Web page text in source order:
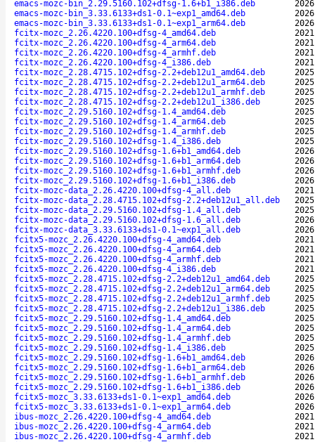
emacs-mozc-bin_2.29.5160.102+dfsg-1.6+b1_i386.deb
emacs-mozc-bin_3.33.6133+ds1-0.1~exp1_amd64.deb
emacs-mozc-bin_3.33.6133+ds1-0.1~exp1_arm64.deb
fcitx-mozc_2.26.4220.100+dfsg-4_amd64.deb
fcitx-mozc_2.26.4220.100+dfsg-4_arm64.deb
fcitx-mozc_2.26.4220.100+dfsg-4_armhf.deb
fcitx-mozc_2.26.4220.100+dfsg-4_i386.deb
fcitx-mozc_2.28.4715.102+dfsg-2.2+deb12u1_amd64.deb
fcitx-mozc_2.28.4715.102+dfsg-2.2+deb12u1_arm64.deb
fcitx-mozc_2.28.4715.102+dfsg-2.2+deb12u1_armhf.deb
fcitx-mozc_2.28.4715.102+dfsg-2.2+deb12u1_i386.deb
fcitx-mozc_2.29.5160.102+dfsg-1.4_amd64.deb
fcitx-mozc_2.29.5160.102+dfsg-1.4_arm64.deb
fcitx-mozc_2.29.5160.102+dfsg-1.4_armhf.deb
fcitx-mozc_2.29.5160.102+dfsg-1.4_i386.deb
fcitx-mozc_2.29.5160.102+dfsg-1.6+b1_amd64.deb
fcitx-mozc_2.29.5160.102+dfsg-1.6+b1_arm64.deb
fcitx-mozc_2.29.5160.102+dfsg-1.6+b1_armhf.deb
fcitx-mozc_2.29.5160.102+dfsg-1.6+b1_i386.deb
fcitx-mozc-data_2.26.4220.100+dfsg-4_all.deb
fcitx-mozc-data_2.28.4715.102+dfsg-2.2+deb12u1_all.deb
fcitx-mozc-data_2.29.5160.102+dfsg-1.4_all.deb
fcitx-mozc-data_2.29.5160.102+dfsg-1.6_all.deb
fcitx-mozc-data_3.33.6133+ds1-0.1~exp1_all.deb
fcitx5-mozc_2.26.4220.100+dfsg-4_amd64.deb
fcitx5-mozc_2.26.4220.100+dfsg-4_arm64.deb
fcitx5-mozc_2.26.4220.100+dfsg-4_armhf.deb
fcitx5-mozc_2.26.4220.100+dfsg-4_i386.deb
fcitx5-mozc_2.28.4715.102+dfsg-2.2+deb12u1_amd64.deb
fcitx5-mozc_2.28.4715.102+dfsg-2.2+deb12u1_arm64.deb
fcitx5-mozc_2.28.4715.102+dfsg-2.2+deb12u1_armhf.deb
fcitx5-mozc_2.28.4715.102+dfsg-2.2+deb12u1_i386.deb
fcitx5-mozc_2.29.5160.102+dfsg-1.4_amd64.deb
fcitx5-mozc_2.29.5160.102+dfsg-1.4_arm64.deb
fcitx5-mozc_2.29.5160.102+dfsg-1.4_armhf.deb
fcitx5-mozc_2.29.5160.102+dfsg-1.4_i386.deb
fcitx5-mozc_2.29.5160.102+dfsg-1.6+b1_amd64.deb
fcitx5-mozc_2.29.5160.102+dfsg-1.6+b1_arm64.deb
fcitx5-mozc_2.29.5160.102+dfsg-1.6+b1_armhf.deb
fcitx5-mozc_2.29.5160.102+dfsg-1.6+b1_i386.deb
fcitx5-mozc_3.33.6133+ds1-0.1~exp1_amd64.deb
fcitx5-mozc_3.33.6133+ds1-0.1~exp1_arm64.deb
ibus-mozc_2.26.4220.100+dfsg-4_amd64.deb
ibus-mozc_2.26.4220.100+dfsg-4_arm64.deb
ibus-mozc_2.26.4220.100+dfsg-4_armhf.deb